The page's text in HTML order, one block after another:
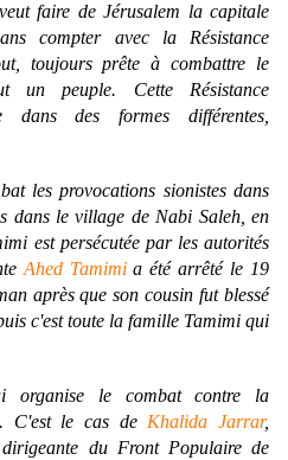
faire de Jérusalem la capitale
compter avec la Résistance
toujours prête à combattre le
un peuple. Cette Résistance
dans des formes différentes,
les provocations sionistes dans
dans le village de Nabi Saleh, en
est persécutée par les autorités
Ahed Tamimia été arrêté le 19
après que son cousin fut blessé
c'est toute la famille Tamimi qui
organise le combat contre la
C'est le cas de Khalida Jarrar,
dirigeante du Front Populaire de